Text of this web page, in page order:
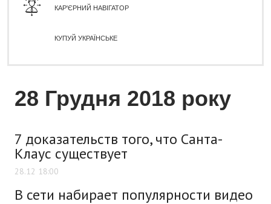
КАР'ЄРНИЙ НАВІГАТОР
КУПУЙ УКРАЇНСЬКЕ
28 Грудня 2018 року
7 доказательств того, что Санта-
Клаус существует
28.12 18:00
В сети набирает популярности видео